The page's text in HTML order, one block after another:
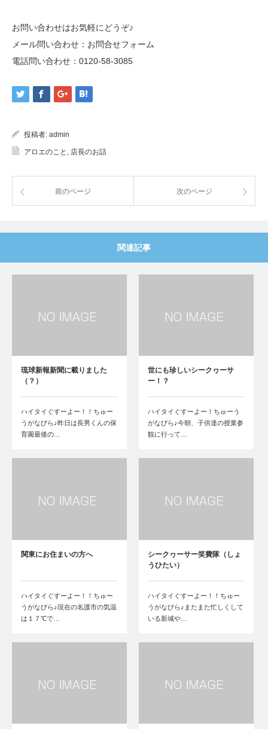
お問い合わせはお気軽にどうぞ♪
メール問い合わせ： お問合せフォーム
電話問い合わせ： 0120-58-3085
投稿者: admin
アロエのこと , 店長のお話
前のページ 次のページ
関連記事
琉球新報新聞に載りました
（？）
ハイタイぐすーよー！！ちゅー
うがなびら♪昨日は長男くんの保
育園最後の…
世にも珍しいシークヮーサ
ー！？
ハイタイぐすーよー！ちゅーう
がなびら♪今朝、子供達の授業参
観に行って…
関東にお住まいの方へ
ハイタイぐすーよー！！ちゅー
うがなびら♪現在の名護市の気温
は１７℃で…
シークヮーサー笑費隊（しょ
うひたい）
ハイタイぐすーよー！！ちゅー
うがなびら♪またまた忙しくして
いる新城や…